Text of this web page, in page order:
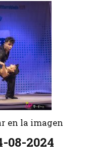
en la imagen
08-2024